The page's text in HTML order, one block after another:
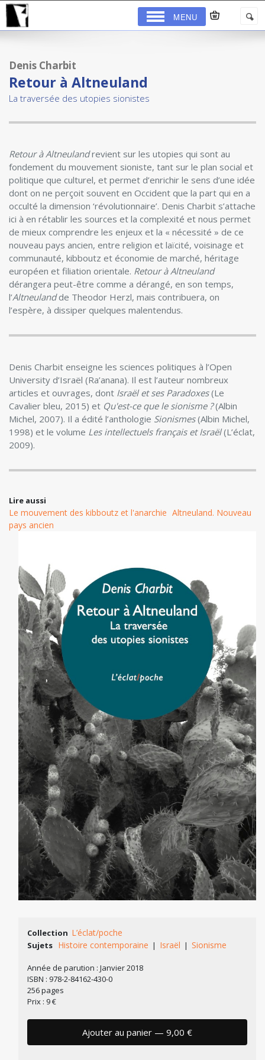
MENU
Denis Charbit
Retour à Altneuland
La traversée des utopies sionistes
Retour à Altneulandrevient sur les ­utopies qui sont au
fondement du mouvement sioniste, tant sur le plan social et
politique que culturel, et permet d’enrichir le sens d’une idée
dont on ne ­perçoit souvent en Occident que la part qui en a
occulté la dimension ‘révolutionnaire’. Denis ­Charbit s’attache
ici à en rétablir les sources et la ­complexité et nous ­permet
de mieux comprendre les enjeux et la « nécessité » de ce
nouveau pays ancien, entre religion et laïcité, voisinage ­et
communauté, kibboutz et économie de marché, héritage
européen et filiation orientale. Retour à ­Altneuland
dérangera peut-être comme a dérangé, en son temps,
l’Altneulandde Theodor Herzl, mais contribuera, on
l’espère, à ­dissiper quelques malentendus.
Denis Charbit enseigne les sciences politiques à l’Open
University d’Israël (Ra’anana). Il est l’auteur nombreux
articles et ouvrages, dont Israël et ses ­Paradoxes(Le
Cavalier bleu, 2015) et Qu'est-ce que le sionisme ?(Albin
Michel, 2007). Il a édité l’anthologie Sionismes(Albin Michel,
1998) et le volume Les intellectuels français et Israël(L’éclat,
2009).
Lire aussi
Le mouvement des kibboutz et l'anarchie Altneuland. Nouveau
pays ancien
Collection L’éclat/poche
Sujets Histoire contemporaine | Israël |Sionisme
Année de parution : Janvier 2018
ISBN : 978-2-84162-430-0
256 pages
Prix : 9 €
Ajouter au panier — 9,00 €